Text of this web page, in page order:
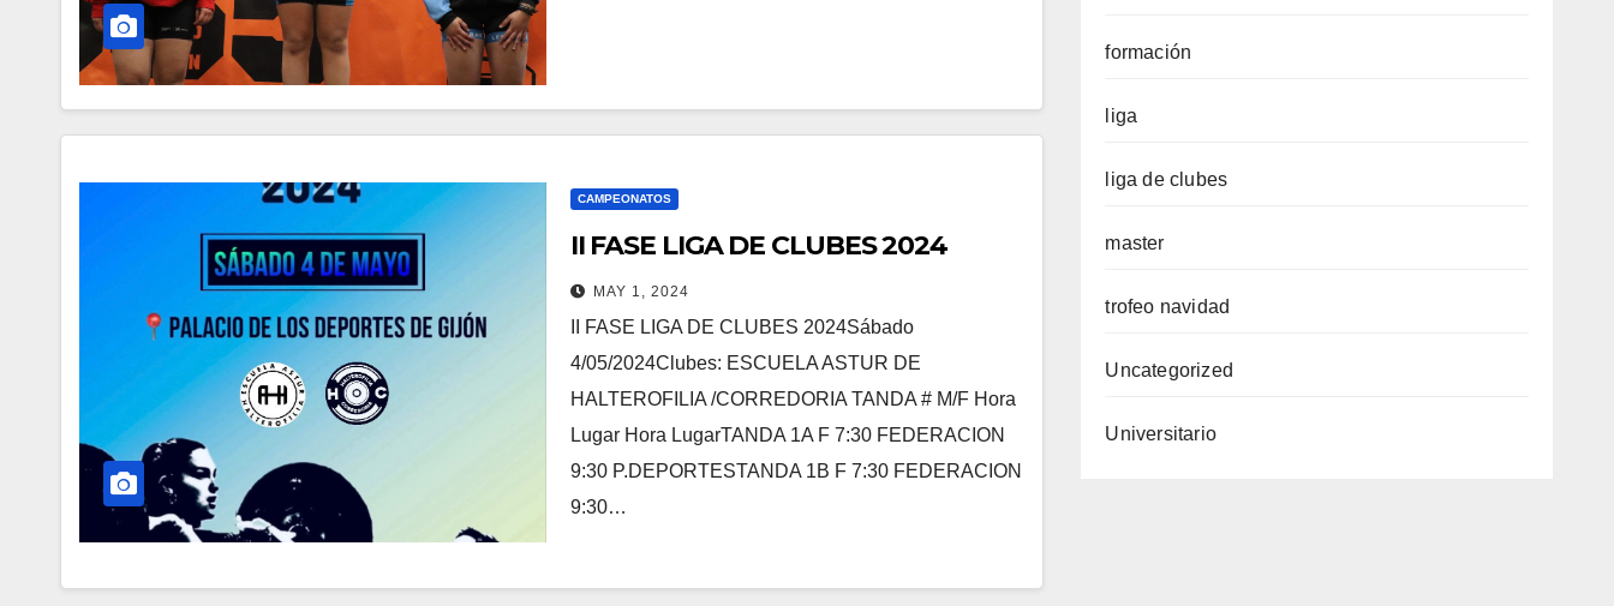
CAMPEONATOS
II FASE LIGA DE CLUBES 2024
MAY 1, 2024
II FASE LIGA DE CLUBES 2024Sábado
4/05/2024Clubes: ESCUELA ASTUR DE
HALTEROFILIA /CORREDORIA TANDA # M/F Hora
Lugar Hora LugarTANDA 1A F 7:30 FEDERACION
9:30 P.DEPORTESTANDA 1B F 7:30 FEDERACION
9:30…
formación
liga
liga de clubes
master
trofeo navidad
Uncategorized
Universitario